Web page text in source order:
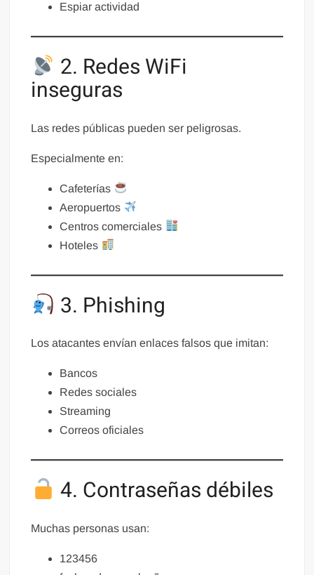
Espiar actividad
2. Redes WiFi
inseguras
Las redes públicas pueden ser peligrosas.
Especialmente en:
Cafeterías
Aeropuertos
Centros comerciales
Hoteles
3. Phishing
Los atacantes envían enlaces falsos que imitan:
Bancos
Redes sociales
Streaming
Correos oficiales
4. Contraseñas débiles
Muchas personas usan:
123456